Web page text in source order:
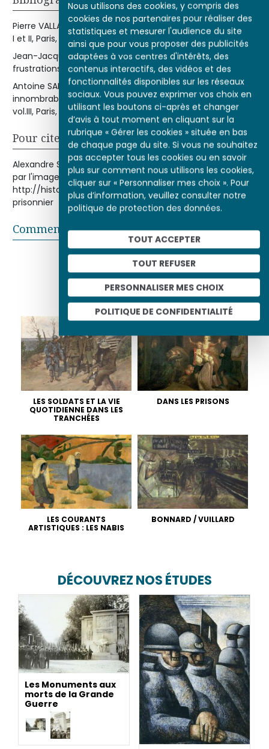
Nous utilisons des cookies, y compris des
cookies de nos partenaires pour réaliser des
statistiques et mesurer l'audience du site
ainsi que pour vous proposer des publicités
adaptées à vos centres d'intérêts, des
contenus interactifs, des vidéos et des
fonctionnalités disponibles sur les réseaux
sociaux. Vous pouvez exprimer vos choix en
utilisant les boutons ci-après et changer
d’avis à tout moment en cliquant sur la
rubrique « Gérer les cookies » située en bas
de chaque page du site. Si vous ne souhaitez
pas accepter tous les cookies ou en savoir
plus sur comment nous utilisons les cookies,
cliquer sur « Personnaliser mes choix ». Pour
plus d’information, veuillez consulter notre
politique de protection des données.
TOUT ACCEPTER
TOUT REFUSER
PERSONNALISER MES CHOIX
POLITIQUE DE CONFIDENTIALITÉ
Pierre VALLAUD, 14-18, la Première Guerre mondiale, tomes
I et II, Paris, Fayard, 2004.
Jean-Jacques BECKER et Serge BERSTEIN, Victoires et
frustrationsParis, Seuil, 1990.
Antoine SALOMON et Guy COGEVAL, Vuillard.Le regard
innombrableCatalogue critique des peintures et pastels,
vol.III, Paris, Skira, 2003.
Pour citer cet article
Alexandre SUMPF, « L'interrogatoire du prisonnier », Histoire
par l'image [en ligne], consulté le 09/08/2026. URL :
http://histoire-image.org/etudes/interrogatoire-
prisonnier
Commentaires
Partager sur
ALBUMS LIÉS
LES SOLDATS ET LA VIE
QUOTIDIENNE DANS LES
TRANCHÉES
DANS LES PRISONS
LES COURANTS
ARTISTIQUES : LES NABIS
BONNARD / VUILLARD
DÉCOUVREZ NOS ÉTUDES
Les Monuments aux
morts de la Grande
Guerre